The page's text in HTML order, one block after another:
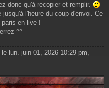
donc qu'à recopier et remplir.
l'heure du coup d'envoi. Ce
paris en live !
^^
le lun. juin 01, 2026 10:29 pm,